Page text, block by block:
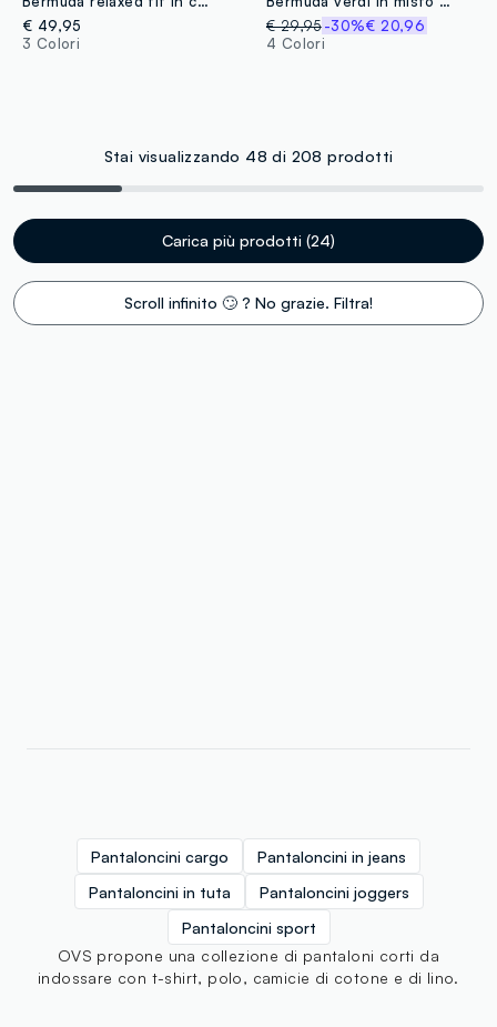
€ 49,95
3 Colori
€ 29,95 -30%€ 20,96
4 Colori
Stai visualizzando 48 di 208 prodotti
Carica più prodotti (24)
Scroll infinito 🙄 ? No grazie. Filtra!
Pantaloncini cargo
Pantaloncini in jeans
Pantaloncini in tuta
Pantaloncini joggers
Pantaloncini sport
OVS propone una collezione di pantaloni corti da
indossare con t-shirt, polo, camicie di cotone e di lino.